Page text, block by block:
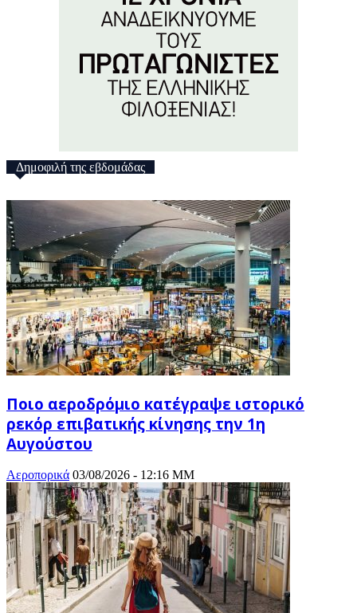
Δημοφιλή της εβδομάδας
Ποιο αεροδρόμιο κατέγραψε ιστορικό
ρεκόρ επιβατικής κίνησης την 1η
Αυγούστου
Αεροπορικά 03/08/2026 - 12:16 ΜΜ